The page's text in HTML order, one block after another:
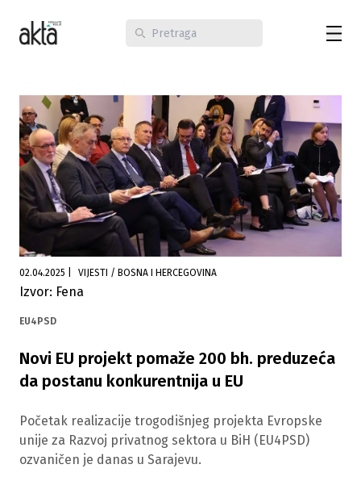
02.04.2025 VIJESTI / BOSNA I HERCEGOVINA
Izvor: Fena
EU4PSD
Novi EU projekt pomaže 200 bh. preduzeća
da postanu konkurentnija u EU
Početak realizacije trogodišnjeg projekta Evropske
unije za Razvoj privatnog sektora u BiH (EU4PSD)
ozvaničen je danas u Sarajevu.